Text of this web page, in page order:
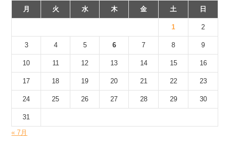
月
火 水 木 金 土 日
1 2
3 4 5 6 7 8 9
10 11 12 13 14 15 16
17 18 19 20 21 22 23
24 25 26 27 28 29 30
31
« 7月